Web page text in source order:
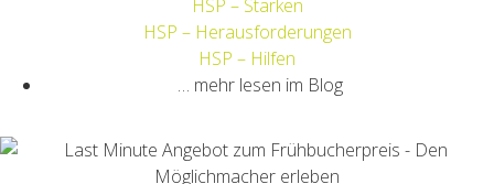
HSP – Stärken
HSP – Herausforderungen
HSP – Hilfen
… mehr lesen im Blog